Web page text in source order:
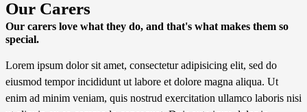
Our Carers
Our carers love what they do, and that's what makes them so
special.
Lorem ipsum dolor sit amet, consectetur adipisicing elit, sed do
eiusmod tempor incididunt ut labore et dolore magna aliqua. Ut
enim ad minim veniam, quis nostrud exercitation ullamco laboris nisi